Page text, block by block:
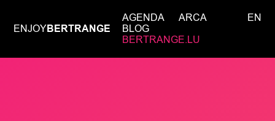
ENJOYBERTRANGE
AGENDA
ARCA
BLOG
BERTRANGE.LU
EN